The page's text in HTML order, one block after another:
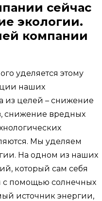
сейчас
экологии.
компании
уделяется этому
наших
из целей – снижение
снижение вредных
Мы уделяем
На одном из наших
который сам себя
с помощью солнечных
источник энергии,